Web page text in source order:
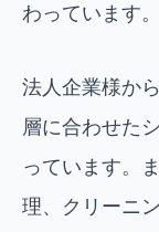
わっています。
法人企業様か
層に合わせた
っています。
理、クリーニ